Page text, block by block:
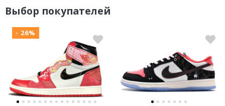
Выбор покупателей
- 26%